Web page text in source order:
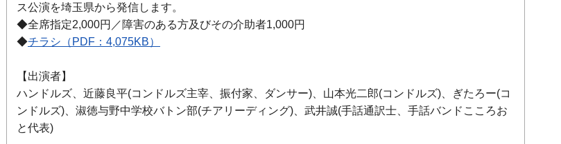
ス公演を埼玉県から発信します。
◆全席指定2,000円／障害のある方及びその介助者1,000円
◆チラシ（PDF：4,075KB）
【出演者】
ハンドルズ、近藤良平(コンドルズ主宰、振付家、ダンサー)、山本光二郎(コンドルズ)、ぎたろー(コ
ンドルズ)、淑徳与野中学校バトン部(チアリーディング)、武井誠(手話通訳士、手話バンドこころお
と代表)